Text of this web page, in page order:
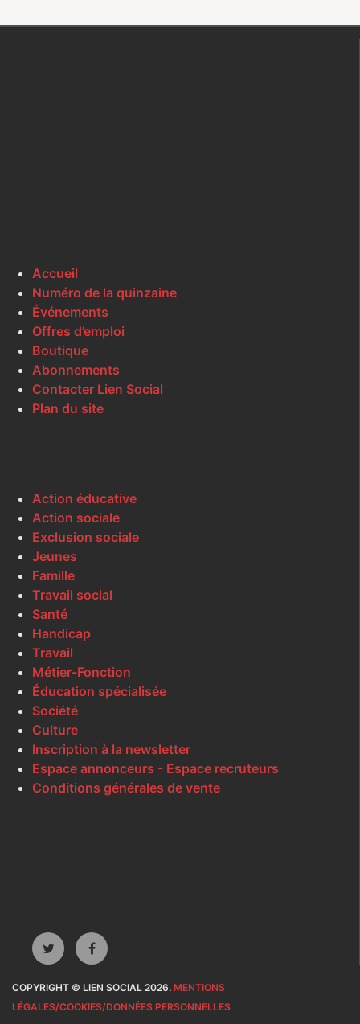
Accueil
Numéro de la quinzaine
Événements
Offres d’emploi
Boutique
Abonnements
Contacter Lien Social
Plan du site
Action éducative
Action sociale
Exclusion sociale
Jeunes
Famille
Travail social
Santé
Handicap
Travail
Métier-Fonction
Éducation spécialisée
Société
Culture
Inscription à la newsletter
Espace annonceurs - Espace recruteurs
Conditions générales de vente
COPYRIGHT © LIEN SOCIAL 2026. MENTIONS
LÉGALES/COOKIES/DONNÉES PERSONNELLES